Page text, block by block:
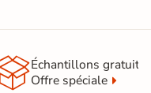
Échantillons gratuit
Offre spéciale